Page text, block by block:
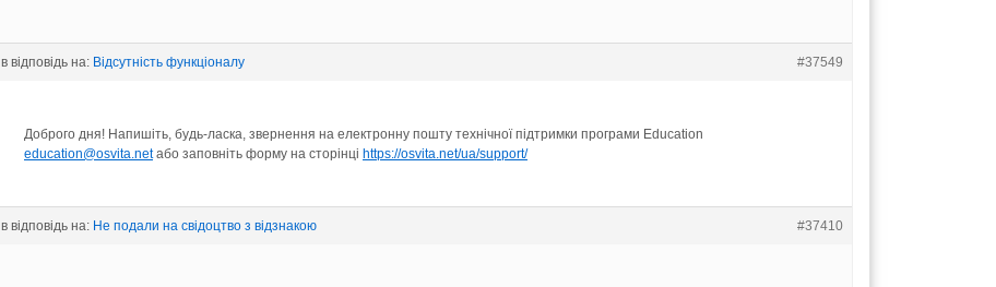
в відповідь на: Відсутність функціоналу #37549
Доброго дня! Напишіть, будь-ласка, звернення на електронну пошту технічної підтримки програми Education
education@osvita.netабо заповніть форму на сторінці https://osvita.net/ua/support/
в відповідь на: Не подали на свідоцтво з відзнакою #37410